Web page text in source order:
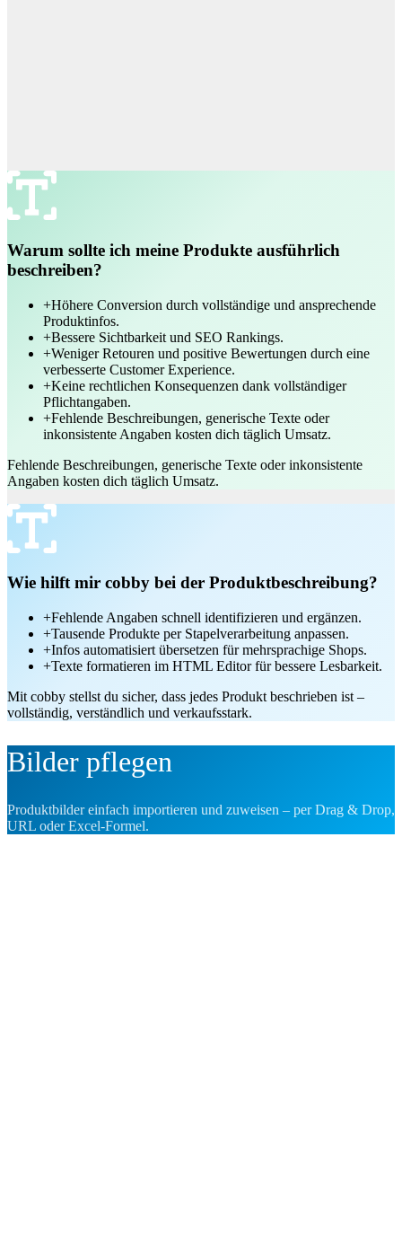
Schnitt.
Warum sollte ich meine Produkte ausführlich
beschreiben?
+Höhere Conversion durch vollständige und ansprechende
Produktinfos.
+Bessere Sichtbarkeit und SEO Rankings.
+Weniger Retouren und positive Bewertungen durch eine
verbesserte Customer Experience.
+Keine rechtlichen Konsequenzen dank vollständiger
Pflichtangaben.
+Fehlende Beschreibungen, generische Texte oder
inkonsistente Angaben kosten dich täglich Umsatz.
Fehlende Beschreibungen, generische Texte oder inkonsistente
Angaben kosten dich täglich Umsatz.
Wie hilft mir cobby bei der Produktbeschreibung?
+Fehlende Angaben schnell identifizieren und ergänzen.
+Tausende Produkte per Stapelverarbeitung anpassen.
+Infos automatisiert übersetzen für mehrsprachige Shops.
+Texte formatieren im HTML Editor für bessere Lesbarkeit.
Mit cobby stellst du sicher, dass jedes Produkt beschrieben ist –
vollständig, verständlich und verkaufsstark.
Bilder pflegen
Produktbilder einfach importieren und zuweisen – per Drag & Drop,
URL oder Excel-Formel.